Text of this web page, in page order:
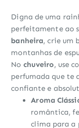
Digna de uma
perfeitamente ao
banheira, crie um
montanhas de
No chuveiro, use
perfumada que te
confiante e
Aroma
romântica,
clima para a